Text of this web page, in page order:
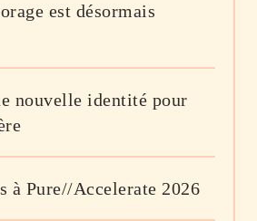
est désormais
nouvelle identité pour
à Pure//Accelerate 2026